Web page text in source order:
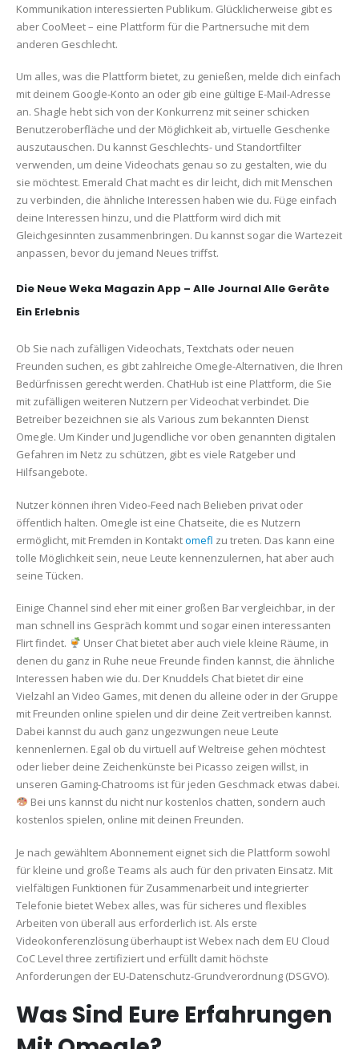
Kommunikation interessierten Publikum. Glücklicherweise gibt es
aber CooMeet – eine Plattform für die Partnersuche mit dem
anderen Geschlecht.
Um alles, was die Plattform bietet, zu genießen, melde dich einfach
mit deinem Google-Konto an oder gib eine gültige E-Mail-Adresse
an. Shagle hebt sich von der Konkurrenz mit seiner schicken
Benutzeroberfläche und der Möglichkeit ab, virtuelle Geschenke
auszutauschen. Du kannst Geschlechts- und Standortfilter
verwenden, um deine Videochats genau so zu gestalten, wie du
sie möchtest. Emerald Chat macht es dir leicht, dich mit Menschen
zu verbinden, die ähnliche Interessen haben wie du. Füge einfach
deine Interessen hinzu, und die Plattform wird dich mit
Gleichgesinnten zusammenbringen. Du kannst sogar die Wartezeit
anpassen, bevor du jemand Neues triffst.
Die Neue Weka Magazin App – Alle Journal Alle Geräte
Ein Erlebnis
Ob Sie nach zufälligen Videochats, Textchats oder neuen
Freunden suchen, es gibt zahlreiche Omegle-Alternativen, die Ihren
Bedürfnissen gerecht werden. ChatHub ist eine Plattform, die Sie
mit zufälligen weiteren Nutzern per Videochat verbindet. Die
Betreiber bezeichnen sie als Various zum bekannten Dienst
Omegle. Um Kinder und Jugendliche vor oben genannten digitalen
Gefahren im Netz zu schützen, gibt es viele Ratgeber und
Hilfsangebote.
Nutzer können ihren Video-Feed nach Belieben privat oder
öffentlich halten. Omegle ist eine Chatseite, die es Nutzern
ermöglicht, mit Fremden in Kontaktomefl zu treten. Das kann eine
tolle Möglichkeit sein, neue Leute kennenzulernen, hat aber auch
seine Tücken.
Einige Channel sind eher mit einer großen Bar vergleichbar, in der
man schnell ins Gespräch kommt und sogar einen interessanten
Flirt findet.
Unser Chat bietet aber auch viele kleine Räume, in
denen du ganz in Ruhe neue Freunde finden kannst, die ähnliche
Interessen haben wie du. Der Knuddels Chat bietet dir eine
Vielzahl an Video Games, mit denen du alleine oder in der Gruppe
mit Freunden online spielen und dir deine Zeit vertreiben kannst.
Dabei kannst du auch ganz ungezwungen neue Leute
kennenlernen. Egal ob du virtuell auf Weltreise gehen möchtest
oder lieber deine Zeichenkünste bei Picasso zeigen willst, in
unseren Gaming-Chatrooms ist für jeden Geschmack etwas dabei.
Bei uns kannst du nicht nur kostenlos chatten, sondern auch
kostenlos spielen, online mit deinen Freunden.
Je nach gewähltem Abonnement eignet sich die Plattform sowohl
für kleine und große Teams als auch für den privaten Einsatz. Mit
vielfältigen Funktionen für Zusammenarbeit und integrierter
Telefonie bietet Webex alles, was für sicheres und flexibles
Arbeiten von überall aus erforderlich ist. Als erste
Videokonferenzlösung überhaupt ist Webex nach dem EU Cloud
CoC Level three zertifiziert und erfüllt damit höchste
Anforderungen der EU-Datenschutz-Grundverordnung (DSGVO).
Was Sind Eure Erfahrungen